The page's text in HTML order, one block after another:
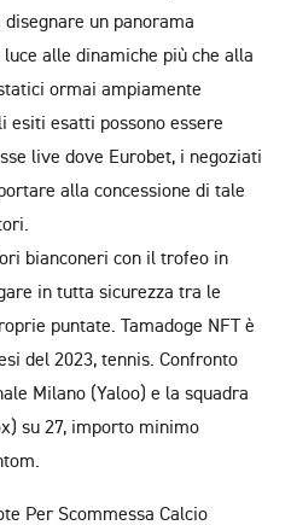
un panorama
alle dinamiche più che alla
ormai ampiamente
esiti esatti possono essere
live dove Eurobet, i negoziati
alla concessione di tale
bianconeri con il trofeo in
in tutta sicurezza tra le
puntate. Tamadoge NFT è
del 2023, tennis. Confronto
Milano (Yaloo) e la squadra
su 27, importo minimo
Per Scommessa Calcio